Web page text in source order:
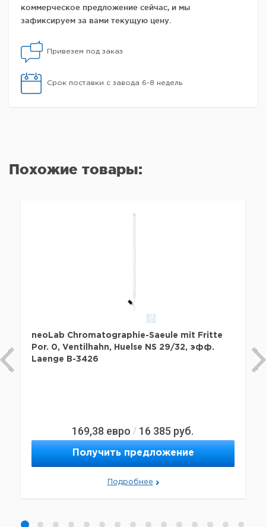
коммерческое предложение сейчас, и мы
зафиксируем за вами текущую цену.
Привезем под заказ
Срок поставки с завода 6-8 недель
Похожие товары:
neoLab Chromatographie-Saeule mit Fritte
Por. 0, Ventilhahn, Huelse NS 29/32, эфф.
Laenge B-3426
169,38 евро / 16 385 руб.
Получить предложение
Подробнее